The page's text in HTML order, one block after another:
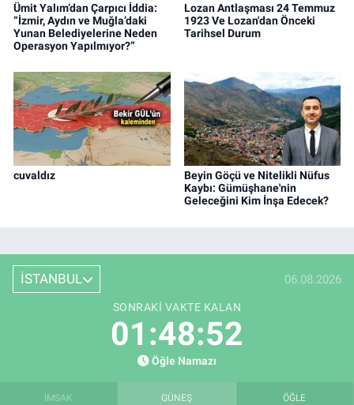
Ümit Yalım’dan Çarpıcı İddia:
“İzmir, Aydın ve Muğla’daki
Yunan Belediyelerine Neden
Operasyon Yapılmıyor?”
Lozan Antlaşması 24 Temmuz
1923 Ve Lozan'dan Önceki
Tarihsel Durum
cuvaldız
Beyin Göçü ve Nitelikli Nüfus
Kaybı: Gümüşhane'nin
Geleceğini Kim İnşa Edecek?
İSTANBUL 06.08.2026
SONRAKI VAKTE KALAN
01:48:51
Öğle Namazı
İMSAK GÜNEŞ ÖĞLE